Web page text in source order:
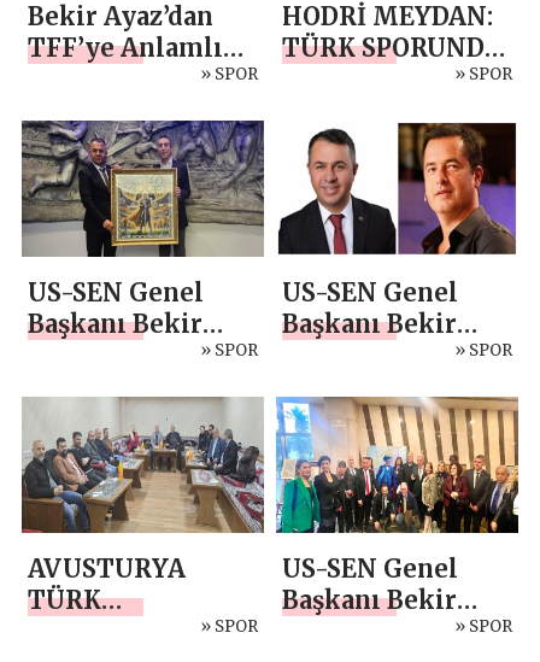
Bekir Ayaz’dan
TFF’ye Anlamlı
Ziyaret: “Spor,
Olmalı”
» SPOR
HODRİ MEYDAN:
TÜRK SPORUNDA
BEKİR AYAZ’DAN
SERT ÇAĞRI
» SPOR
US-SEN Genel
Başkanı Bekir
Başkanı Ali Koç
ile Kritik
Görüşme: Hakem
Meslek
Yüksekokulu ve
MHK’nın Yeniden
Yapılandırılması
» SPOR
US-SEN Genel
Başkanı Bekir
Ayaz’dan Acun
“Hukukun
Üstünlüğü
Esastır”
» SPOR
AVUSTURYA
TÜRK
FEDERASYONU» SPOR
US-SEN Genel
Başkanı Bekir
Ayaz Fenerbahçe
» SPOR